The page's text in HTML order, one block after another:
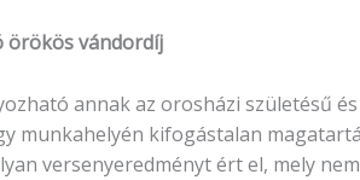
örökös vándordíj
annak az orosházi születésű
munkahelyén kifogástalan
versenyeredményt ért el, mely